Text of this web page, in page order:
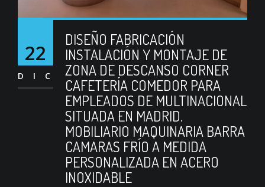
22
DIC
DISEÑO FABRICACIÓN
INSTALACIÓN Y MONTAJE DE
ZONA DE DESCANSO CORNER
CAFETERÍA COMEDOR PARA
EMPLEADOS DE MULTINACIONAL
SITUADA EN MADRID.
MOBILIARIO MAQUINARIA BARRA
CAMARAS FRÍO A MEDIDA
PERSONALIZADA EN ACERO
INOXIDABLE